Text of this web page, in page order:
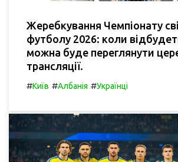
Жеребкування Чемпіонату
футболу 2026: коли
можна буде переглянути
трансляції.
#Київ #Албанія #Українці